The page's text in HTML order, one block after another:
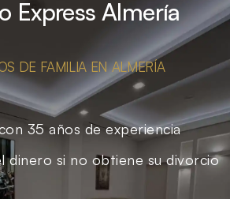
Express Almería
DE FAMILIA EN ALMERÍA
35 años de experiencia
dinero si no obtiene su divorcio